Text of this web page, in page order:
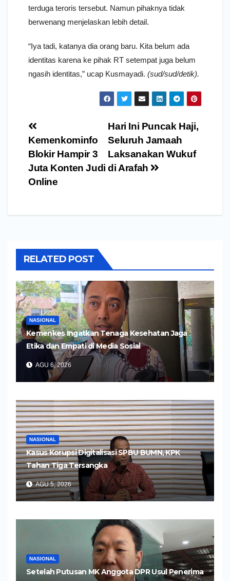
terduga teroris tersebut. Namun pihaknya tidak
berwenang menjelaskan lebih detail.
“Iya tadi, katanya dia orang baru. Kita belum ada
identitas karena ke pihak RT setempat juga belum
ngasih identitas,” ucap Kusmayadi. (sud/sud/detik).
Navigasi
pos
Hari Ini Puncak Haji,
Seluruh Jamaah
Laksanakan Wukuf
di Arafah
Kemenkominfo
Blokir Hampir 3
Juta Konten Judi
Online
RELATED POST
NASIONAL
Kemenkes Ingatkan Tenaga Kesehatan Jaga
Etika dan Empati di Media Sosial
AGU 6, 2026
NASIONAL
Kasus Korupsi Digitalisasi SPBU BUMN, KPK
Tahan Tiga Tersangka
AGU 5, 2026
NASIONAL
Setelah Putusan MK Anggota DPR Usul Penerima